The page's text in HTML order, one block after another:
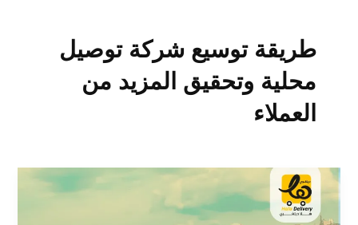
طريقة توسيع شركة توصيل
محلية وتحقيق المزيد من
العملاء
طريقة
توسيع
شركة